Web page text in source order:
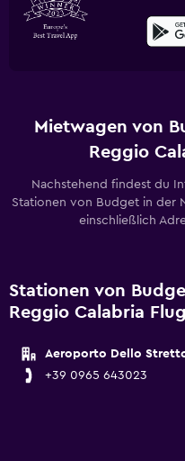
Mietwagen von
Reggio
Nachstehend findest du
Stationen von Budget in der
einschließlich
Stationen von
Reggio Calabria
Aeroporto Dello
+39 0965 643023